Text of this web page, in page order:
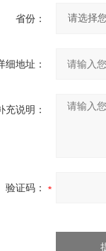
省份：
细地址：
充说明：
验证码：